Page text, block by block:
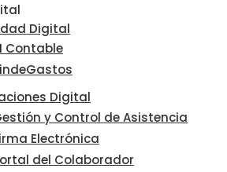
Digital
Contable
Digital
y Control de Asistencia
Electrónica
del Colaborador